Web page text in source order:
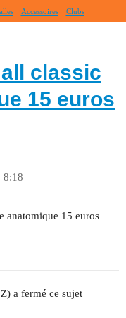
Accessoires Clubs
classic
15 euros
8:18
anatomique 15 euros
a fermé ce sujet